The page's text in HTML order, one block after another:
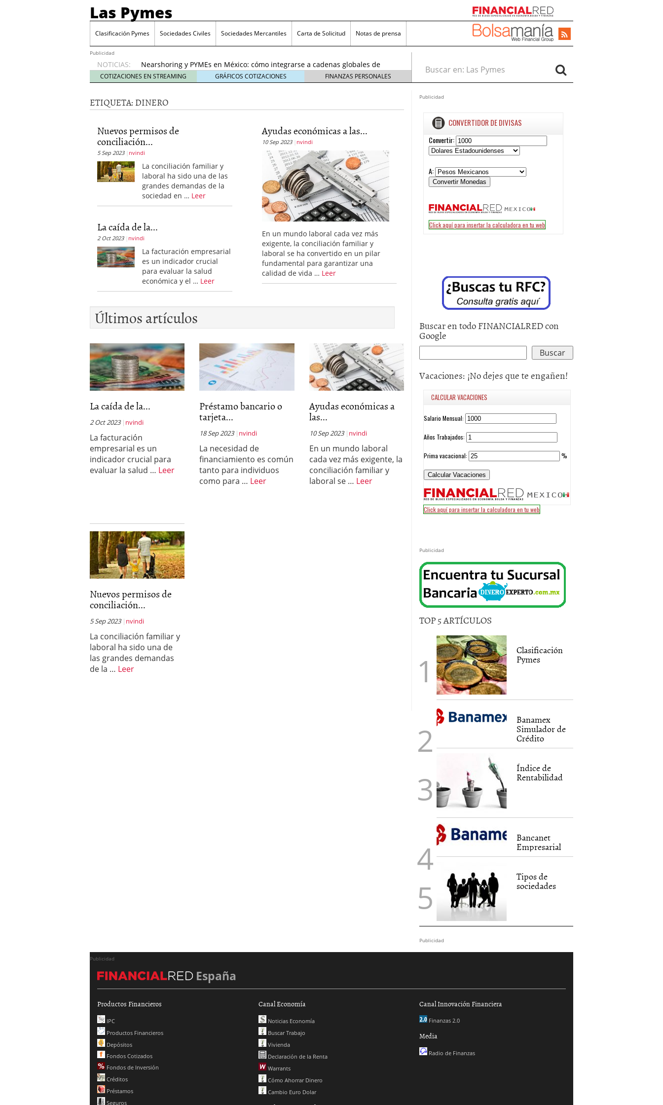
Las Pymes
Clasificación Pymes Sociedades Civiles Sociedades Mercantiles Carta de Solicitud Notas de prensa
Publicidad
NOTICIAS:
Retos de las PYMES Mexicanas rumbo al Mundial 2026: cómo prepararse
para la demanda de consumidores 6 enero, 2026
Turismo y PYMEs: qué segmentos están creciendo y cómo aprovechar la
Nearshoring y PYMEs en México: cómo integrarse a cadenas globales de
suministro 21 enero, 2026
El impacto del entorno económico 2026 en las pequeñas y medianas
Proveedores de Pemex en crisis: despidos y pérdidas en miles de PYMEs
Retos de las PYMES Mexicanas rumbo al Mundial 2026: cómo prepararse
para la demanda de consumidores
6 enero, 2026
Turismo y PYMEs: qué segmentos están creciendo y cómo aprovechar la
demanda
COTIZACIONES EN STREAMING GRÁFICOS COTIZACIONES FINANZAS PERSONALES
Buscar en:
ETIQUETA: DINERO
Nuevos permisos de
conciliación...
5 Sep 2023 nvindi
La conciliación familiar y
laboral ha sido una de las
grandes demandas de la
sociedad en … Leer
La caída de la...
2 Oct 2023 nvindi
La facturación empresarial
es un indicador crucial
para evaluar la salud
económica y el … Leer
Ayudas económicas a las...
10 Sep 2023 nvindi
En un mundo laboral cada vez más
exigente, la conciliación familiar y
laboral se ha convertido en un pilar
fundamental para garantizar una
calidad de vida … Leer
Últimos artículos
La caída de la...
2 Oct 2023 nvindi
La facturación
empresarial es un
indicador crucial para
evaluar la salud … Leer
Préstamo bancario o
tarjeta...
18 Sep 2023 nvindi
La necesidad de
financiamiento es común
tanto para individuos
como para … Leer
Ayudas económicas a
las...
10 Sep 2023 nvindi
En un mundo laboral
cada vez más exigente, la
conciliación familiar y
laboral se … Leer
Nuevos permisos de
conciliación...
5 Sep 2023 nvindi
La conciliación familiar y
laboral ha sido una de
las grandes demandas
de la … Leer
Publicidad
Buscar en todo FINANCIALRED con
Google
Vacaciones: ¡No dejes que te engañen!
Publicidad
TOP 5 ARTÍCULOS
Clasificación
Pymes
Banamex
Simulador de
Crédito
Índice de
Rentabilidad
Bancanet
Empresarial
Tipos de
sociedades
Publicidad
Publicidad
España
Productos Financieros
IPC
Productos Financieros
Depósitos
Fondos Cotizados
Fondos de Inversión
Créditos
Préstamos
Seguros
Canal Economía
Noticias Economía
Buscar Trabajo
Vivienda
Declaración de la Renta
Warrants
Cómo Ahorrar Dinero
Cambio Euro Dolar
Canal Innovación Financiera
Finanzas 2.0
Media
Radio de Finanzas